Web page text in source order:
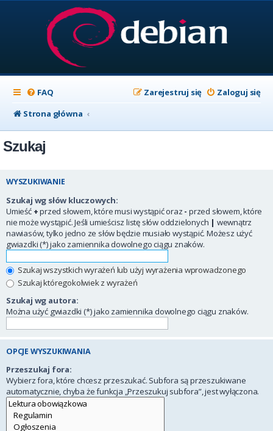
FAQ Zaloguj się
Zarejestruj się
Strona główna
Szukaj
WYSZUKIWANIE
Szukaj wg słów kluczowych:
Umieść +przed słowem, które musi wystąpić oraz - przed słowem, które
nie może wystąpić. Jeśli umieścisz listę słów oddzielonych | wewnątrz
nawiasów, tylko jedno ze słów będzie musiało wystąpić. Możesz użyć
gwiazdki (*) jako zamiennika dowolnego ciągu znaków.
Szukaj wszystkich wyrażeń lub użyj wyrażenia wprowadzonego
Szukaj któregokolwiek z wyrażeń
Szukaj wg autora:
Można użyć gwiazdki (*) jako zamiennika dowolnego ciągu znaków.
OPCJE WYSZUKIWANIA
Przeszukaj fora:
Wybierz fora, które chcesz przeszukać. Subfora są przeszukiwane
automatycznie, chyba że funkcja „Przeszukuj subfora”, jest wyłączona.